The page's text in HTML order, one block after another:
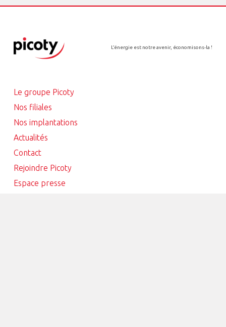
L’énergie est notre avenir, économisons-la !
Le groupe Picoty
Nos filiales
Nos implantations
Actualités
Contact
Rejoindre Picoty
Espace presse